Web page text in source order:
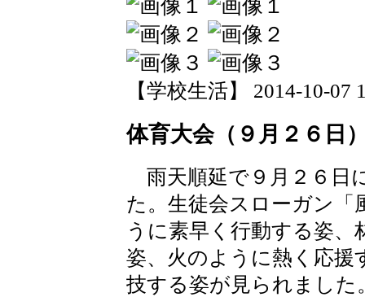
【学校生活】 2014-10-07
体育大会（９月２６日
雨天順延で９月２６日
た。生徒会スローガン「
うに素早く行動する姿
姿、火のように熱く応援
技する姿が見られました